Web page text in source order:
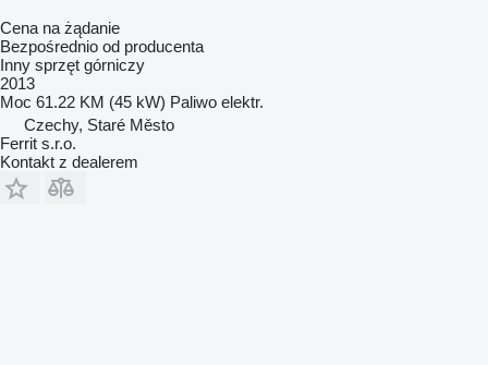
Cena na żądanie
Bezpośrednio od producenta
Inny sprzęt górniczy
2013
Moc 61.22 KM (45 kW) Paliwo elektr.
Czechy, Staré Město
Ferrit s.r.o.
Kontakt z dealerem